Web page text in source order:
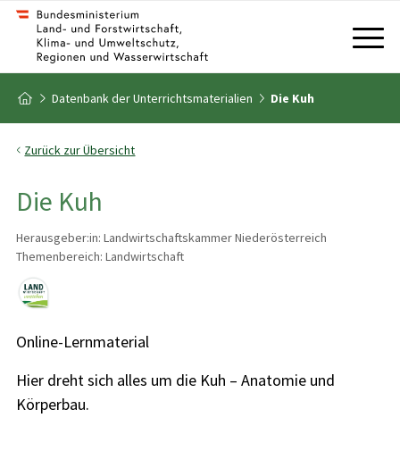
Zum Inhalt
Zum Inhaltsverzeichnis
Zur Startseite
Datenbank der Unterrichtsmaterialien Die Kuh
Zurück zur Übersicht
Die Kuh
Herausgeber:in: Landwirtschaftskammer Niederösterreich
Themenbereich: Landwirtschaft
Online-Lernmaterial
Hier dreht sich alles um die Kuh – Anatomie und
Körperbau.